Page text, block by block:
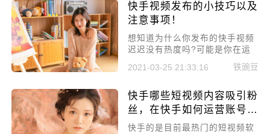
该注意的问题，快来看看你中招
没有吧。
快手视频发布的小技巧以及
注意事项！
想知道为什么你发布的快手视频
迟迟没有热度吗?可能是你在运
营视频的过程当中出了问题。其
实，快手上视频的发布，也有许
不注意平台就有可能将你的视频
送进“小黑屋”。快手视频发布的
小编来告诉你。
2021-03-25 21:33:16 铁豌豆
快手哪些短视频内容吸引粉
丝，在快手如何运营账号内
容！
快手的是目前最热门的短视频软